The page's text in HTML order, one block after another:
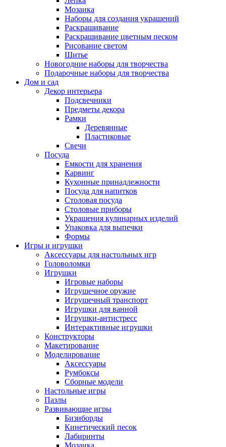
Мозаика
Наборы для создания украшений
Раскрашивание
Раскрашивание цветным песком
Рисование светом
Шитье
Новогодние наборы для творчества
Подарочные наборы для творчества
Дом и сад
Декор интерьера
Подсвечники
Предметы декора
Рамки
Деревянные
Пластиковые
Свечи
Посуда
Емкости для хранения
Карвинг
Кухонные принадлежности
Посуда для напитков
Столовая посуда
Столовые приборы
Украшения кулинарных изделий
Упаковка для выпечки
Формы
Игры и игрушки
Аксессуары для настольных игр
Головоломки
Игрушки
Игровые наборы
Игрушечное оружие
Игрушечный транспорт
Игрушки для ванной
Игрушки-антистресс
Интерактивные игрушки
Конструкторы
Макетирование
Моделирование
Аксессуары
Румбоксы
Сборные модели
Настольные игры
Пазлы
Развивающие игры
Бизиборды
Кинетический песок
Лабиринты
Мозаика